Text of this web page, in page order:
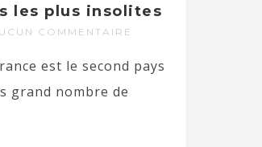
les plus insolites
COMMENTAIRE
est le second pays
grand nombre de